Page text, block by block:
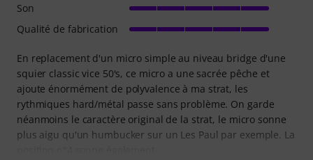
En replacement d'un micro simple au niveau bridge d'une
squier classic vice 50's, ce micro a une sacrée pêche et
ajoute énormément de polyvalence à ma strat, les
rythmiques hard/métal passe sans problème. On garde
néanmoins le caractère original de la strat, le micro sonne
plus aigu qu'un humbucker sur un Les Paul par exemple. La
Son
Qualité de fabrication